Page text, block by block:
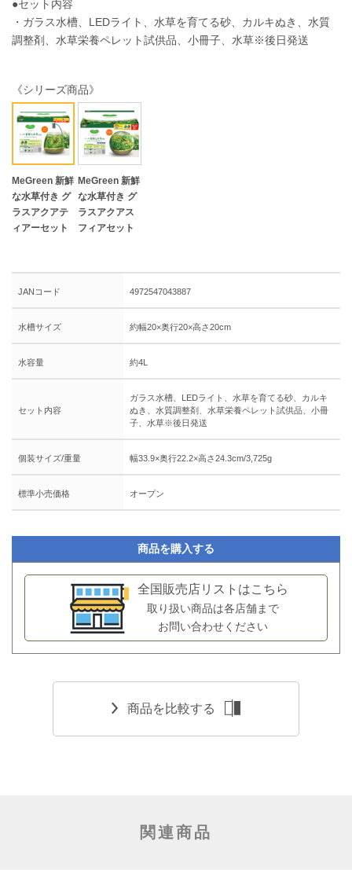
●セット内容
・ガラス水槽、LEDライト、水草を育てる砂、カルキぬき、水質
調整剤、水草栄養ペレット試供品、小冊子、水草※後日発送
《シリーズ商品》
MeGreen 新鮮
な水草付き グ
ラスアクアテ
ィアーセット
MeGreen 新鮮
な水草付き グ
ラスアクアス
フィアセット
JANコード 4972547043887
水槽サイズ 約幅20×奥行20×高さ20cm
水容量 約4L
セット内容
ガラス水槽、LEDライト、水草を育てる砂、カルキ
ぬき、水質調整剤、水草栄養ペレット試供品、小冊
子、水草※後日発送
個装サイズ/重量 幅33.9×奥行22.2×高さ24.3cm/3,725g
標準小売価格 オープン
商品を購入する
全国販売店リストはこちら
取り扱い商品は各店舗まで
お問い合わせください
商品を比較する
関連商品